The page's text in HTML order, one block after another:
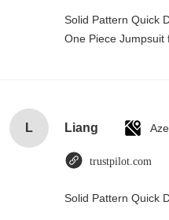
Solid Pattern Quick
One Piece Jumpsuit
L Liang
trustpilot.com
Solid Pattern Quick